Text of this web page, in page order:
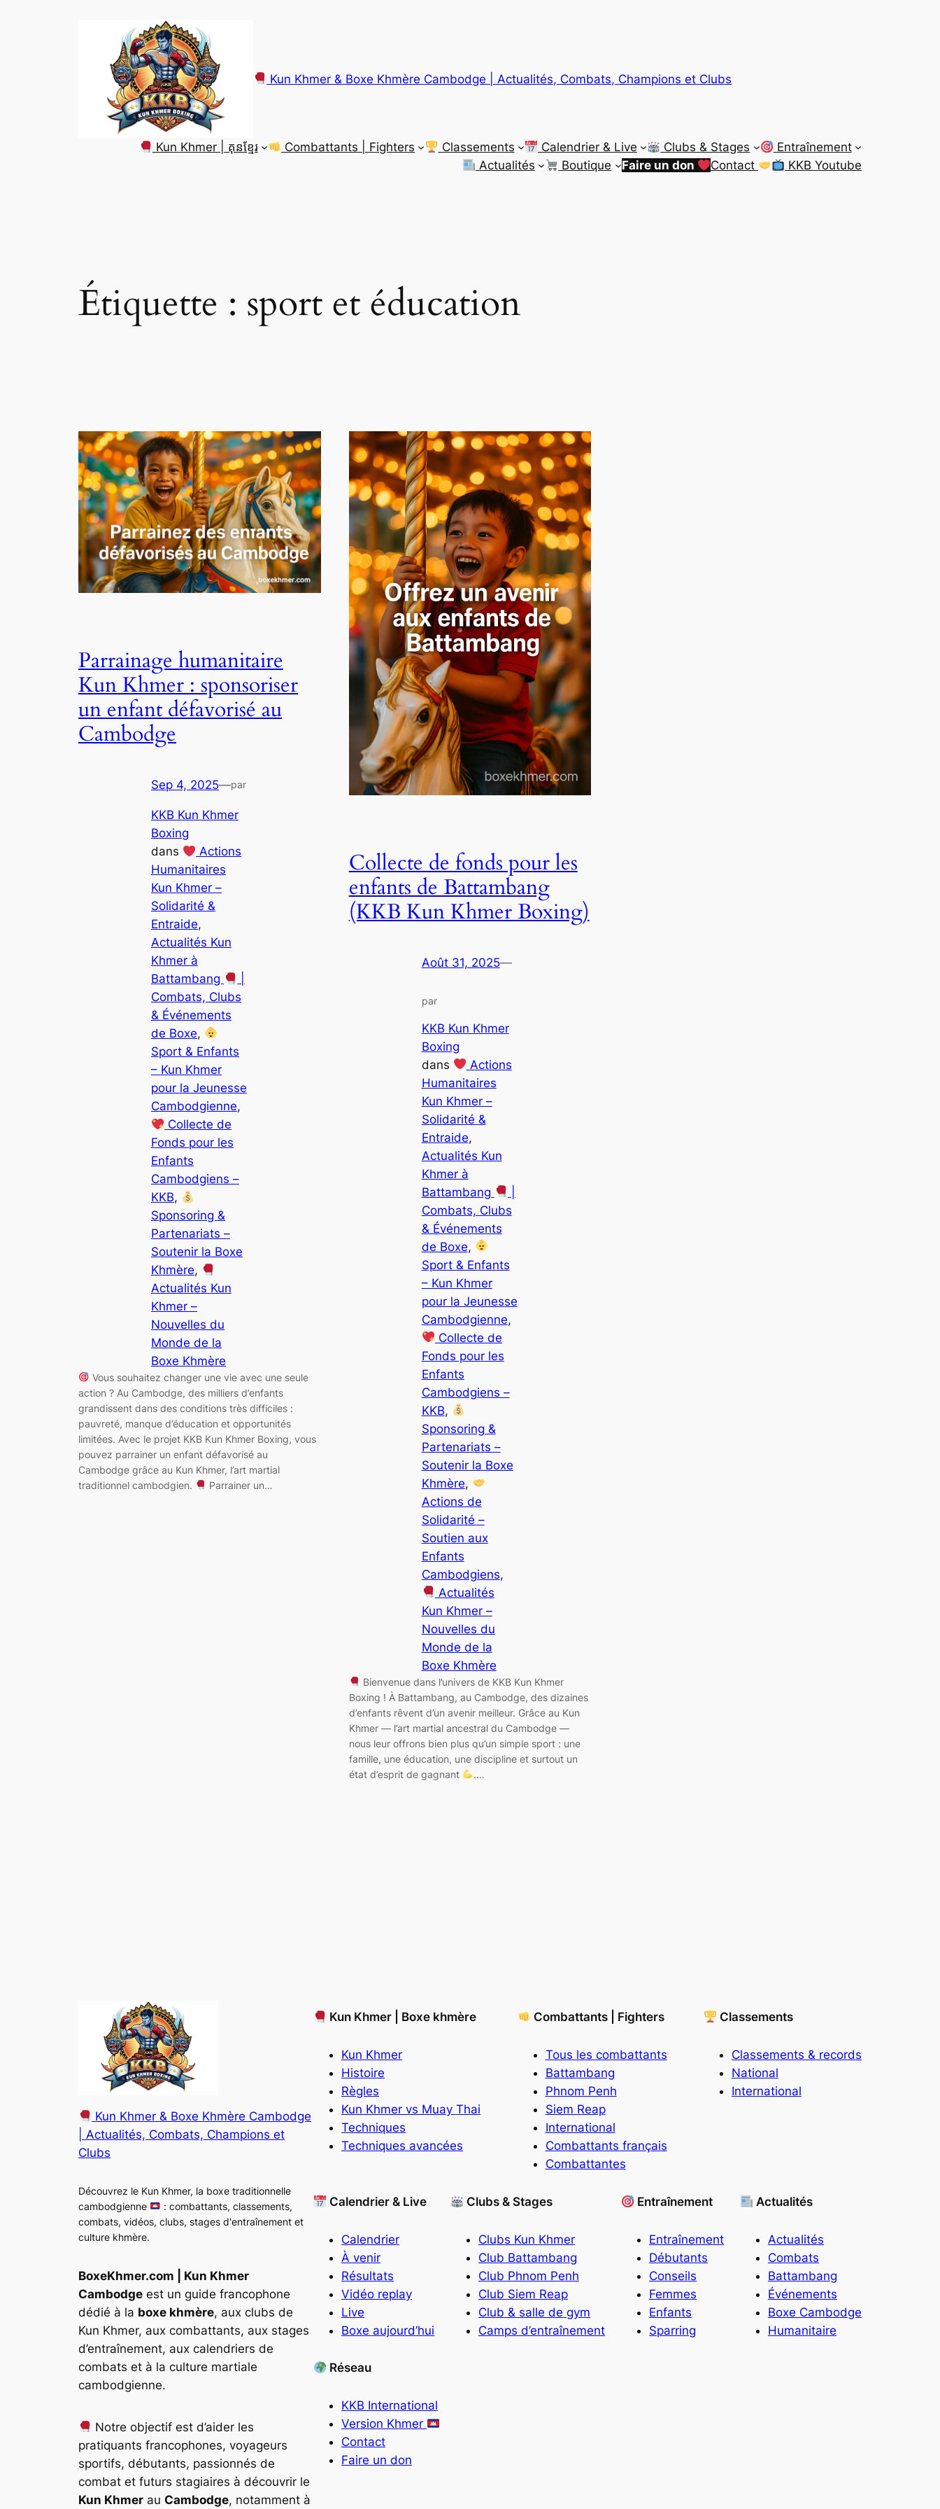
Kun Khmer & Boxe Khmère Cambodge | Actualités, Combats, Champions et Clubs
Kun Khmer | គុនខ្មែរ Combattants | Fighters Classements Calendrier & Live Clubs & Stages
Entraînement
Actualités
Boutique Faire un don Contact KKB Youtube
Étiquette : sport et éducation
Parrainage humanitaire
Kun Khmer : sponsoriser
un enfant défavorisé au
Cambodge
Sep 4, 2025—par
KKB Kun Khmer
Boxing
dans
Actions
Humanitaires
Kun Khmer –
Solidarité &
Entraide
Actualités Kun
Khmer à
Battambang
Combats, Clubs
& Événements
de Boxe,
Sport & Enfants
– Kun Khmer
pour la Jeunesse
Cambodgienne,
Collecte de
Fonds pour les
Enfants
Cambodgiens –
KKB,
Sponsoring &
Partenariats –
Soutenir la Boxe
Khmère,
Actualités Kun
Khmer –
Nouvelles du
Monde de la
Boxe Khmère
Vous souhaitez changer une vie avec une seule
action ? Au Cambodge, des milliers d’enfants
grandissent dans des conditions très difficiles :
pauvreté, manque d’éducation et opportunités
limitées. Avec le projet KKB Kun Khmer Boxing, vous
pouvez parrainer un enfant défavorisé au
Cambodge grâce au Kun Khmer, l’art martial
traditionnel cambodgien.
Parrainer un…
Collecte de fonds pour les
enfants de Battambang
(KKB Kun Khmer Boxing)
Août 31, 2025—
par
KKB Kun Khmer
Boxing
dans
Actions
Humanitaires
Kun Khmer –
Solidarité &
Entraide
Actualités Kun
Khmer à
Battambang
Combats, Clubs
& Événements
de Boxe,
Sport & Enfants
– Kun Khmer
pour la Jeunesse
Cambodgienne,
Collecte de
Fonds pour les
Enfants
Cambodgiens –
KKB,
Sponsoring &
Partenariats –
Soutenir la Boxe
Khmère,
Actions de
Solidarité –
Soutien aux
Enfants
Cambodgiens,
Actualités
Kun Khmer –
Nouvelles du
Monde de la
Boxe Khmère
Bienvenue dans l’univers de KKB Kun Khmer
Boxing ! À Battambang, au Cambodge, des dizaines
d’enfants rêvent d’un avenir meilleur. Grâce au Kun
Khmer — l’art martial ancestral du Cambodge —
nous leur offrons bien plus qu’un simple sport : une
famille, une éducation, une discipline et surtout un
état d’esprit de gagnant
.…
Kun Khmer & Boxe Khmère Cambodge
| Actualités, Combats, Champions et
Clubs
Découvrez le Kun Khmer, la boxe traditionnelle
cambodgienne
: combattants, classements,
combats, vidéos, clubs, stages d'entraînement et
culture khmère.
BoxeKhmer.com | Kun Khmer
Cambodge est un guide francophone
dédié à la boxe khmère, aux clubs de
Kun Khmer, aux combattants, aux stages
d’entraînement, aux calendriers de
combats et à la culture martiale
cambodgienne.
Notre objectif est d’aider les
pratiquants francophones, voyageurs
sportifs, débutants, passionnés de
combat et futurs stagiaires à découvrir le
Kun Khmer au Cambodge, notamment à
Kun Khmer | Boxe khmère
Kun Khmer
Histoire
Règles
Kun Khmer vs Muay Thai
Techniques
Techniques avancées
Combattants | Fighters
Tous les combattants
Battambang
Phnom Penh
Siem Reap
International
Combattants français
Combattantes
Classements
Classements & records
National
International
Calendrier & Live
Calendrier
À venir
Résultats
Vidéo replay
Live
Boxe aujourd’hui
Clubs & Stages
Clubs Kun Khmer
Club Battambang
Club Phnom Penh
Club Siem Reap
Club & salle de gym
Camps d’entraînement
Entraînement
Entraînement
Débutants
Conseils
Femmes
Enfants
Sparring
Actualités
Actualités
Combats
Battambang
Événements
Boxe Cambodge
Humanitaire
Réseau
KKB International
Version Khmer
Contact
Faire un don